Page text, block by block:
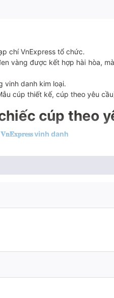
chí VnExpress tổ chức.
vàng được kết hợp hài hòa,
vinh danh kim loại.
cúp thiết kế, cúp theo yêu
cúp theo
vinh danh
độc quyền: